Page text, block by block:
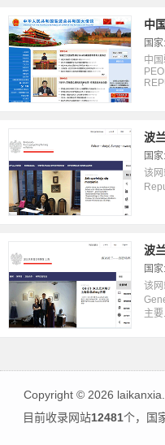
中
国家:
中
波
国家:
该
波
国家:
该
主要
Copyright ©2026
目前收录网站12481个，国